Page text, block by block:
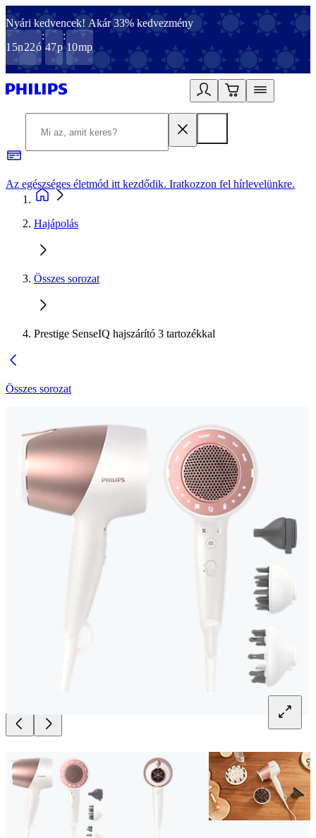
Nyári kedvencek! Akár 33% kedvezmény
15n22ó
:
47p
:
10mp
Az egészséges életmód itt kezdődik. Iratkozzon fel hírlevelünkre.
Hajápolás
Összes sorozat
Prestige SenseIQ hajszárító 3 tartozékkal
Összes sorozat